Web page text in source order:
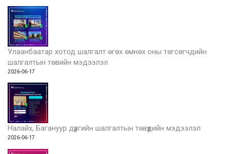
Улаанбаатар хотод шалгалт өгөх өмнөх оны төгсөгчдийн
шалгалтын төвийн мэдээлэл
2026-06-17
Налайх, Багануур дүүргийн шалгалтын төвүүдийн мэдээлэл
2026-06-17